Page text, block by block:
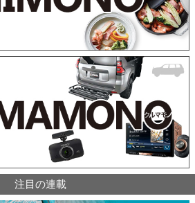
注目の連載